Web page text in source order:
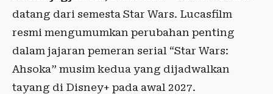
datang dari semesta Star Wars. Lucasfilm
resmi mengumumkan perubahan penting
dalam jajaran pemeran serial “Star Wars:
Ahsoka” musim kedua yang dijadwalkan
tayang di Disney+ pada awal 2027.